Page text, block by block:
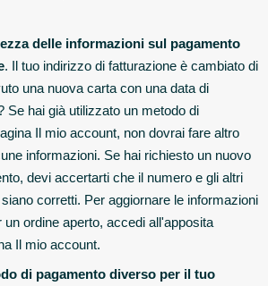
delle informazioni sul pagamento
. Il tuo indirizzo di fatturazione è cambiato di
una nuova carta con una data di
Se hai già utilizzato un metodo di
Il mio account, non dovrai fare altro
informazioni. Se hai richiesto un nuovo
devi accertarti che il numero e gli altri
corretti. Per aggiornare le informazioni
un ordine aperto, accedi all'apposita
Il mio account.
di pagamento diverso per il tuo